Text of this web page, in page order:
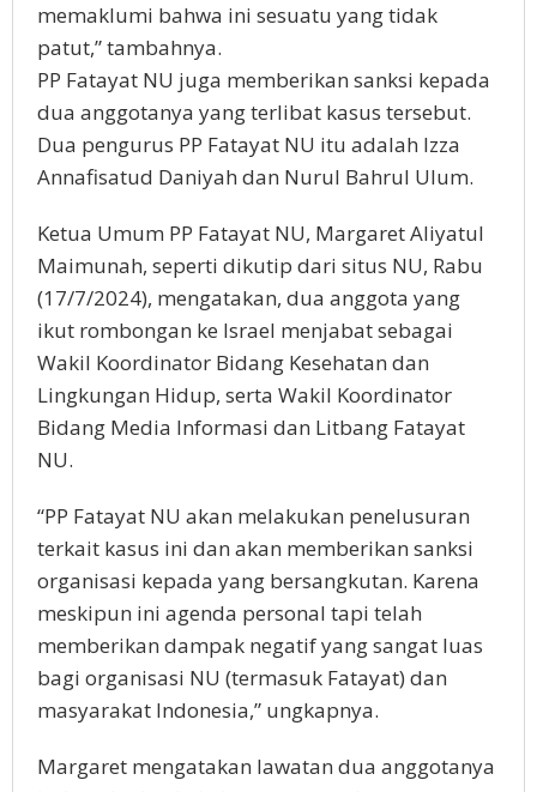
memaklumi bahwa ini sesuatu yang tidak
patut,” tambahnya.
PP Fatayat NU juga memberikan sanksi kepada
dua anggotanya yang terlibat kasus tersebut.
Dua pengurus PP Fatayat NU itu adalah Izza
Annafisatud Daniyah dan Nurul Bahrul Ulum.
Ketua Umum PP Fatayat NU, Margaret Aliyatul
Maimunah, seperti dikutip dari situs NU, Rabu
(17/7/2024), mengatakan, dua anggota yang
ikut rombongan ke Israel menjabat sebagai
Wakil Koordinator Bidang Kesehatan dan
Lingkungan Hidup, serta Wakil Koordinator
Bidang Media Informasi dan Litbang Fatayat
NU.
“PP Fatayat NU akan melakukan penelusuran
terkait kasus ini dan akan memberikan sanksi
organisasi kepada yang bersangkutan. Karena
meskipun ini agenda personal tapi telah
memberikan dampak negatif yang sangat luas
bagi organisasi NU (termasuk Fatayat) dan
masyarakat Indonesia,” ungkapnya.
Margaret mengatakan lawatan dua anggotanya